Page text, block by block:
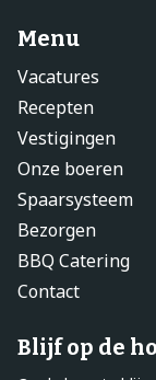
Menu
Vacatures
Recepten
Vestigingen
Onze boeren
Spaarsysteem
Bezorgen
BBQ Catering
Contact
Blijf op de